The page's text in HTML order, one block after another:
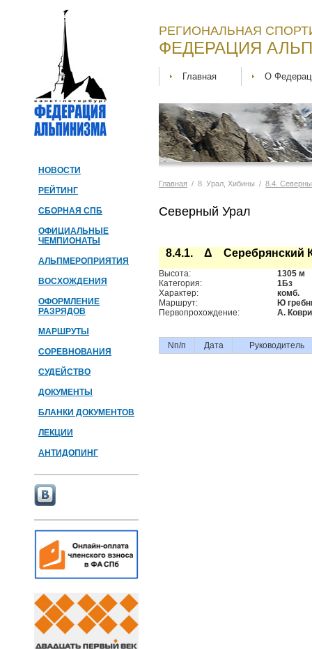
НОВОСТИ
РЕЙТИНГ
СБОРНАЯ СПБ
ОФИЦИАЛЬНЫЕ
ЧЕМПИОНАТЫ
АЛЬПМЕРОПРИЯТИЯ
ВОСХОЖДЕНИЯ
ОФОРМЛЕНИЕ
РАЗРЯДОВ
МАРШРУТЫ
СОРЕВНОВАНИЯ
СУДЕЙСТВО
ДОКУМЕНТЫ
БЛАНКИ ДОКУМЕНТОВ
ЛЕКЦИИ
АНТИДОПИНГ
РЕГИОНАЛЬНАЯ
ФЕДЕРАЦИЯ
Главная О
Главная / 8. Урал, Хибины / 8.4.
Северный Урал
8.4.1. Δ Серебрянский
Высота:
1305 м
Категория:
1Бз
Характер:
комб.
Маршрут:
Ю
Первопрохождение:
А.
Nп/п Дата Руководитель